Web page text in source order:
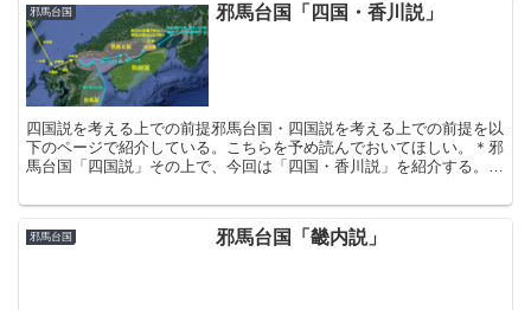
邪馬台国 邪馬台国「四国・香川説」
四国説を考える上での前提邪馬台国・四国説を考える上での前提を以
下のページで紹介している。こちらを予め読んでおいてほしい。＊邪
馬台国「四国説」その上で、今回は「四国・香川説」を紹介する。邪
邪馬台国 邪馬台国「畿内説」